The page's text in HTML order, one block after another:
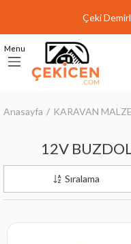
Çeki
Menu
Anasayfa KARAVAN
12V
Sıralama